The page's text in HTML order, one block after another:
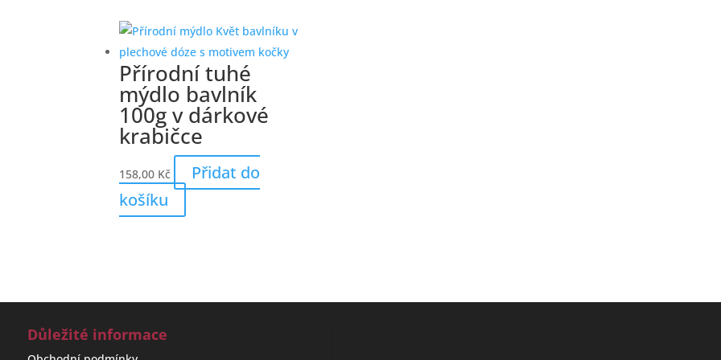
Přírodní tuhé
mýdlo bavlník
100g v dárkové
krabičce
158,00 Kč
Přidat do
košíku
Důležité informace